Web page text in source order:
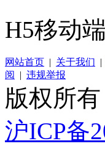
H5移动端
网站首页 | 关于我们 |
阅
| 违规举报
版权所
沪ICP备